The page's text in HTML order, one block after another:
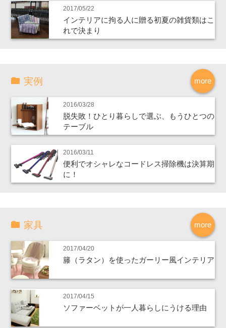
2017/05/22
インテリアに拘る人に贈る初夏の雑貨類はこ
れで決まり
more
実例
2016/03/28
脱失敗！ひとり暮らしで選ぶ、もうひとつの
テーブル
2016/03/11
便利でオシャレなコードレス掃除機は決算期
に！
more
家具
2017/04/20
籐（ラタン）を使ったガーリー風インテリア
2017/04/15
ソファーベットが一人暮らしにうける理由